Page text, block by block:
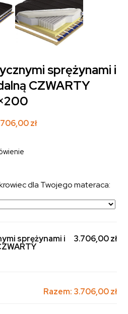
sprężynami i
CZWARTY
zł
dla Twojego materaca:
sprężynami i 3.706,00 zł
Razem: 3.706,00 zł